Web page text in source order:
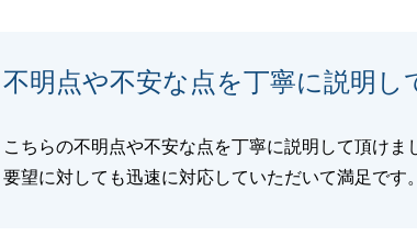
不明点や不安な点を丁寧に説明し
こちらの不明点や不安な点を丁寧に説明して頂けま
要望に対しても迅速に対応していただいて満足です。